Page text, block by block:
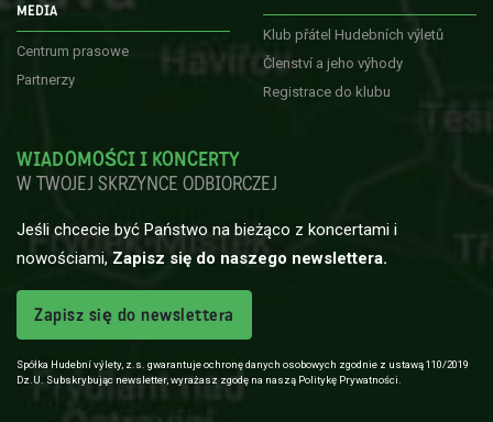
MEDIA
Centrum prasowe
Partnerzy
Klub přátel Hudebních výletů
Členství a jeho výhody
Registrace do klubu
WIADOMOŚCI I KONCERTY
W TWOJEJ SKRZYNCE ODBIORCZEJ
Jeśli chcecie być Państwo na bieżąco z koncertami i
nowościami, Zapisz się do naszego newslettera.
Zapisz się do newslettera
Spółka Hudební výlety, z.s. gwarantuje ochronę danych osobowych zgodnie z ustawą 110/2019
Dz.U. Subskrybując newsletter, wyrażasz zgodę na naszą Politykę Prywatności.